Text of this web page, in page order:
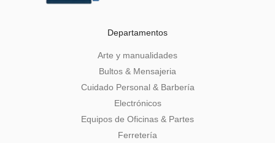
Departamentos
Arte y manualidades
Bultos & Mensajeria
Cuidado Personal & Barbería
Electrónicos
Equipos de Oficinas & Partes
Ferretería